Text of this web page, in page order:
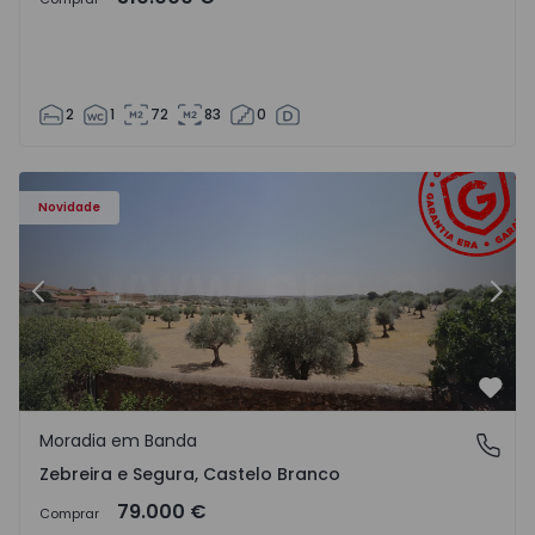
2 1 72 83 0
Novidade
- 1566201 - 43
Moradia em Banda T4 Idanha-a-Nova, Zebreira e Segura
Anterior
Zebreira e Segura, Castelo Branco
Moradia em Banda
Zebreira e Segura, Castelo Branco
Comprar 79.000 €